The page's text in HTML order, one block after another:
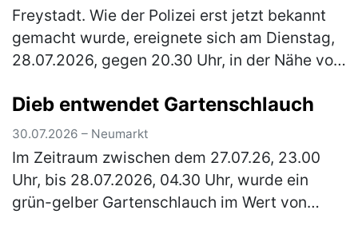
Freystadt. Wie der Polizei erst jetzt bekannt
gemacht wurde, ereignete sich am Dienstag,
28.07.2026, gegen 20.30 Uhr, in der Nähe von
befuhr mit seinem Fir…(mehr)
Dieb entwendet Gartenschlauch
30.07.2026 – Neumarkt
Im Zeitraum zwischen dem 27.07.26, 23.00
Uhr, bis 28.07.2026, 04.30 Uhr, wurde ein
grün-gelber Gartenschlauch im Wert von